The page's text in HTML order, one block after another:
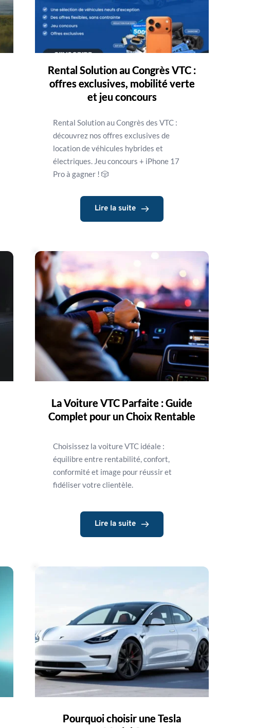
Rental Solution au Congrès VTC :
offres exclusives, mobilité verte
et jeu concours
Rental Solution au Congrès des VTC :
découvrez nos offres exclusives de
location de véhicules hybrides et
électriques. Jeu concours + iPhone 17
Pro à gagner ! 🎲
Lire la suite
La Voiture VTC Parfaite : Guide
Complet pour un Choix Rentable
Choisissez la voiture VTC idéale :
équilibre entre rentabilité, confort,
conformité et image pour réussir et
fidéliser votre clientèle.
Lire la suite
Pourquoi choisir une Tesla